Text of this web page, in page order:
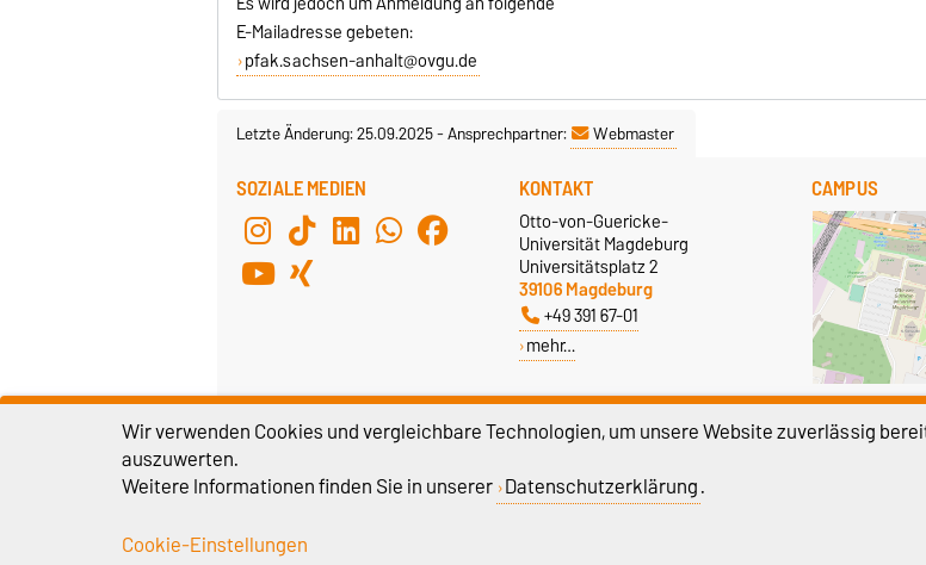
E-Mailadresse gebeten:
pfak.sachsen-anhalt@ovgu.de
Letzte Änderung: 25.09.2025-Ansprechpartner: Webmaster
SOZIALE MEDIEN KONTAKT
Otto-von-Guericke-
Universität Magdeburg
Universitätsplatz 2
39106 Magdeburg
+49 391 67-01
mehr…
CAMPUS
Größere Karte
Wir verwenden Cookies und vergleichbare Technologien, um unsere Website zuverlässig
auszuwerten.
Weitere Informationen finden Sie in unserer Datenschutzerklärung.
Cookie-Einstellungen